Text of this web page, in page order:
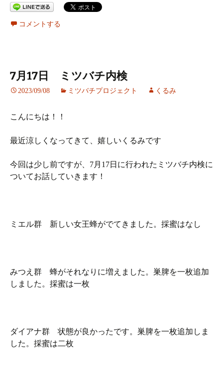
コメントする
7月17日 ミツバチ内検
2023/09/08 ミツバチプロジェクト くるみ
こんにちは！！
最近涼しくなってきて、嬉しいくるみです
今回は少し前ですが、7月17日に行われたミツバチ内検に
ついてお話していきます！
ミエル群 新しい女王蜂がでてきました。採蜜はなし
みつえ群 蜂がそれなりに増えました。巣脾を一枚追加
しました。採蜜は一枚
ダイアナ群 状態が良かったです。巣脾を一枚追加しま
した。採蜜は二枚